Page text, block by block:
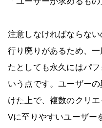
注意しなければならな
行り廃りがあるため、
たとしても永久にはパ
いう点です。ユーザー
けた上で、複数のクリ
Vに至りやすいユーザー